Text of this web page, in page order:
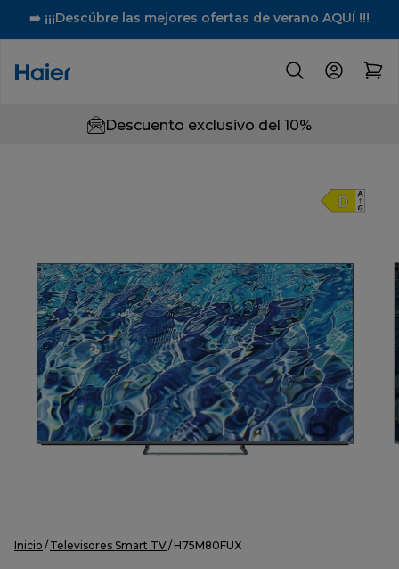
➡️ ¡¡¡Descúbre las mejores ofertas de verano AQUÍ !!!
Descuento exclusivo del 10%
Inicio Televisores Smart TV H75M80FUX